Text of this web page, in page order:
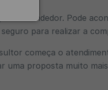
do vendedor. Pode
para realizar a
começa o
uma proposta muito